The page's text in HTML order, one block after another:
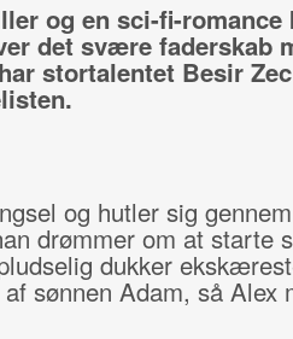
og en sci-fi-romance
det svære faderskab
stortalentet Besir
og hutler sig gennem
drømmer om at starte
dukker
sønnen Adam, så Alex